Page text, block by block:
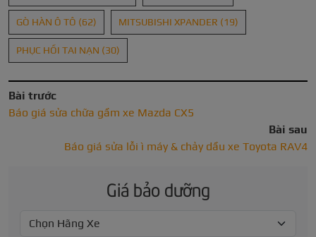
GÒ HÀN Ô TÔ (62) MITSUBISHI XPANDER (19)
PHỤC HỒI TAI NẠN (30)
Bài trước
Báo giá sửa chữa gầm xe Mazda CX5
Bài sau
Báo giá sửa lỗi ì máy & chảy dầu xe Toyota RAV4
Giá bảo dưỡng